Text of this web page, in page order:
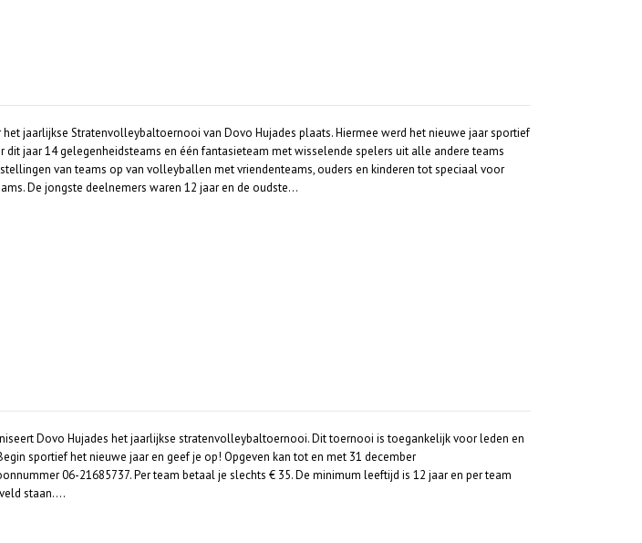
jaarlijkse Stratenvolleybaltoernooi van Dovo Hujades plaats. Hiermee werd het nieuwe jaar sportief
dit jaar 14 gelegenheidsteams en één fantasieteam met wisselende spelers uit alle andere teams
van teams op van volleyballen met vriendenteams, ouders en kinderen tot speciaal voor
De jongste deelnemers waren 12 jaar en de oudste…
Dovo Hujades het jaarlijkse stratenvolleybaltoernooi. Dit toernooi is toegankelijk voor leden en
sportief het nieuwe jaar en geef je op! Opgeven kan tot en met 31 december
06-21685737. Per team betaal je slechts € 35. De minimum leeftijd is 12 jaar en per team
staan….